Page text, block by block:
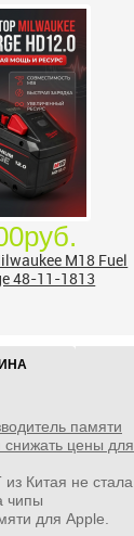
шуруповерт
памяти
снижать цены для
Китая не стала
чипы
для Apple.